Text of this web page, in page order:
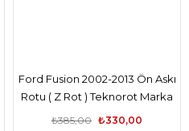
Ford Fusion 2002-2013 Ön Askı
Rotu ( Z Rot ) Teknorot Marka
2S613B438AE
₺330,00
₺385,00